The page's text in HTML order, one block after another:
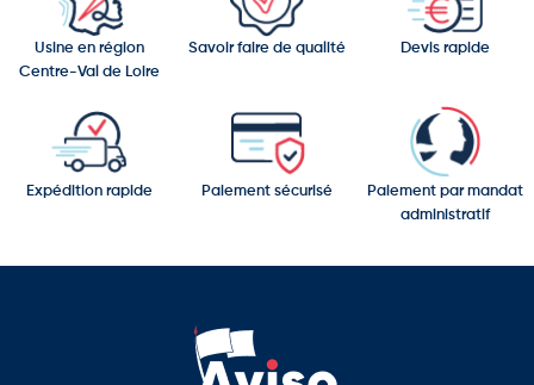
Usine en région
Centre-Val de Loire
Savoir faire de qualité Devis rapide
Expédition rapide Paiement sécurisé
Paiement par mandat
administratif